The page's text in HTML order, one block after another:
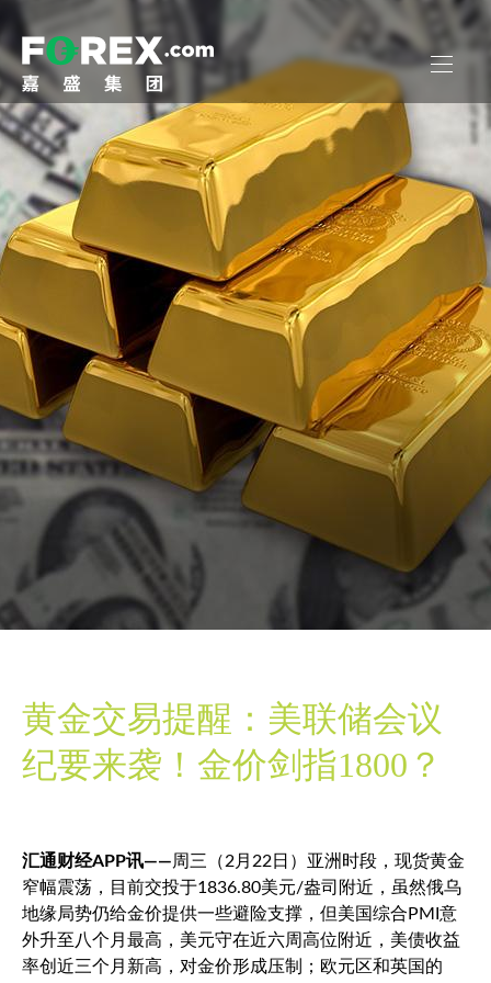
黄金交易提醒：美联储会议
纪要来袭！金价剑指1800？
汇通财经APP讯——周三（2月22日）亚洲时段， 现货黄金
窄幅震荡，目前交投于1836.80美元/盎司附近，虽然俄乌
地缘局势仍给金价提供一些避险支撑，但美国综合PMI意
外升至八个月最高，美元守在近六周高位附近，美债收益
率创近三个月新高，对金价形成压制；欧元区和英国的